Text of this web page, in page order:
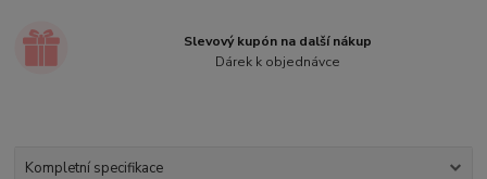
Slevový kupón na další nákup
Dárek k objednávce
Kompletní specifikace